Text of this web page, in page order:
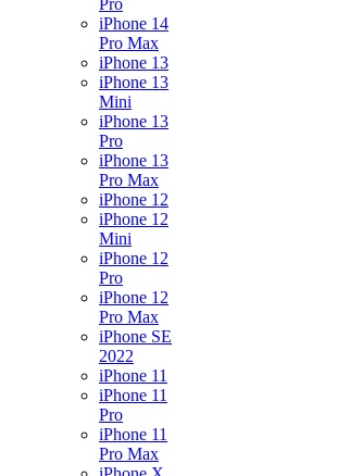
Pro
iPhone 14
Pro Max
iPhone 13
iPhone 13
Mini
iPhone 13
Pro
iPhone 13
Pro Max
iPhone 12
iPhone 12
Mini
iPhone 12
Pro
iPhone 12
Pro Max
iPhone SE
2022
iPhone 11
iPhone 11
Pro
iPhone 11
Pro Max